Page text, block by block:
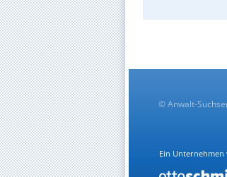
© Anwalt-
Ein Unternehmen